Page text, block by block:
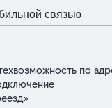
связью
по